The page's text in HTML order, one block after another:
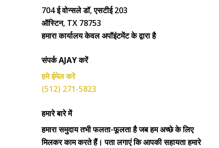
704 ई वोन्सले डॉ, एसटीई 203
ऑस्टिन, TX 78753
हमारा कार्यालय केवल अपॉइंटमेंट के द्वारा है
संपर्क AJAY करें
हमे ईमेल करे
(512) 271-5823
हमारे बारे में
हमारा समुदाय तभी फलता-फूलता है जब हम अच्छे के लिए
मिलकर काम करते हैं। पता लगाएं कि आपकी सहायता हमारे